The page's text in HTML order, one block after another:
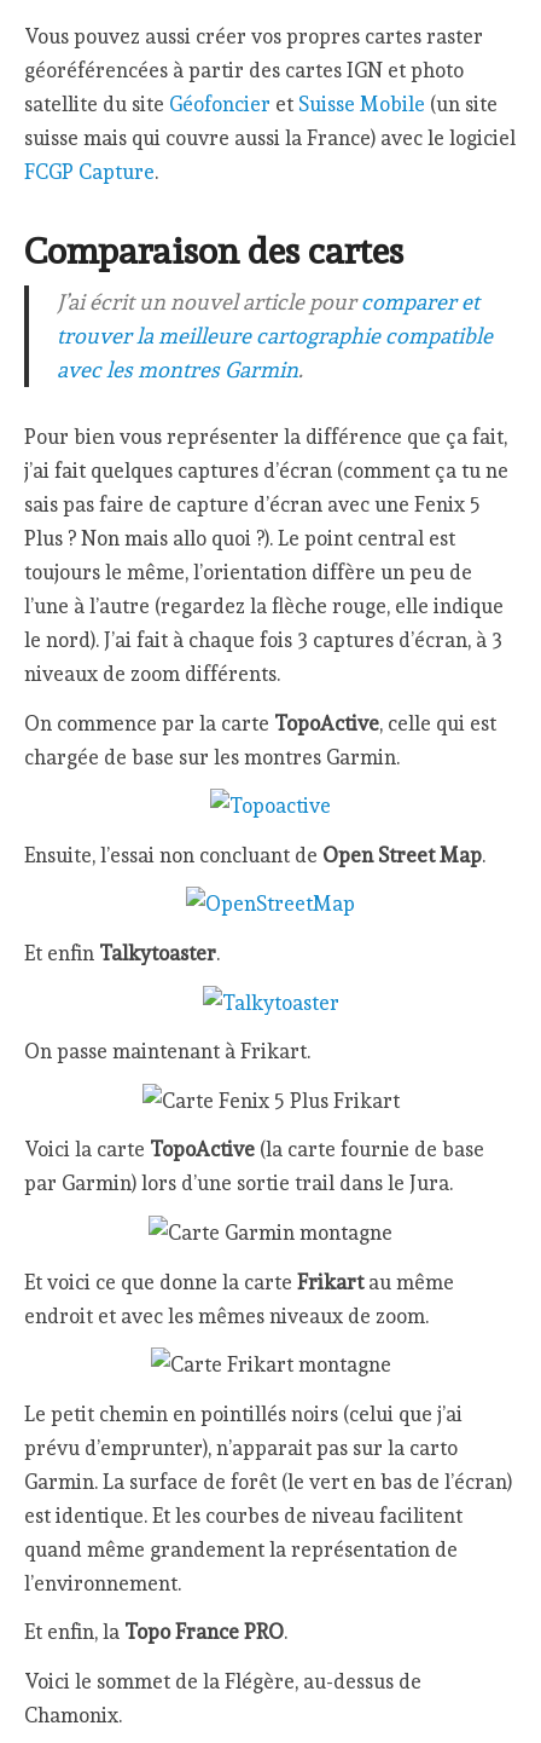
Vous pouvez aussi créer vos propres cartes raster
géoréférencées à partir des cartes IGN et photo
satellite du site Géofoncier et Suisse Mobile (un site
suisse mais qui couvre aussi la France) avec le logiciel
FCGP Capture.
Comparaison des cartes
J’ai écrit un nouvel article pourcomparer et
trouver la meilleure cartographie compatible
avec les montres Garmin.
Pour bien vous représenter la différence que ça fait,
j’ai fait quelques captures d’écran (comment ça tu ne
sais pas faire de capture d’écran avec une Fenix 5
Plus ? Non mais allo quoi ?). Le point central est
toujours le même, l’orientation diffère un peu de
l’une à l’autre (regardez la flèche rouge, elle indique
le nord). J’ai fait à chaque fois 3 captures d’écran, à 3
niveaux de zoom différents.
On commence par la carte TopoActive, celle qui est
chargée de base sur les montres Garmin.
Ensuite, l’essai non concluant de Open Street Map.
Et enfin Talkytoaster.
On passe maintenant à Frikart.
Voici la carte TopoActive (la carte fournie de base
par Garmin) lors d’une sortie trail dans le Jura.
Et voici ce que donne la carteFrikart au même
endroit et avec les mêmes niveaux de zoom.
Le petit chemin en pointillés noirs (celui que j’ai
prévu d’emprunter), n’apparait pas sur la carto
Garmin. La surface de forêt (le vert en bas de l’écran)
est identique. Et les courbes de niveau facilitent
quand même grandement la représentation de
l’environnement.
Et enfin, la Topo France PRO.
Voici le sommet de la Flégère, au-dessus de
Chamonix.